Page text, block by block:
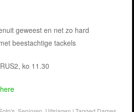
geweest en net zo hard
beestachtige tackels
ko 11.30
here